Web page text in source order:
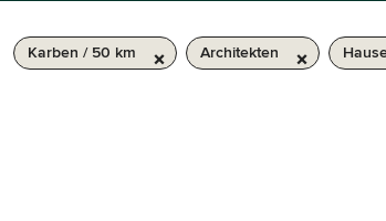
Karben / 50 km Architekten